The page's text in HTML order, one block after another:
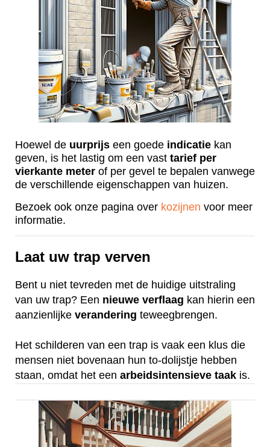
Hoewel de uurprijs een goede indicatie kan
geven, is het lastig om een vast tarief per
vierkante meter of per gevel te bepalen vanwege
de verschillende eigenschappen van huizen.
Bezoek ook onze pagina over kozijnen voor meer
informatie.
Laat uw trap verven
Bent u niet tevreden met de huidige uitstraling
van uw trap? Een nieuwe verflaag kan hierin een
aanzienlijke verandering teweegbrengen.
Het schilderen van een trap is vaak een klus die
mensen niet bovenaan hun to-dolijstje hebben
staan, omdat het een arbeidsintensieve taak is.